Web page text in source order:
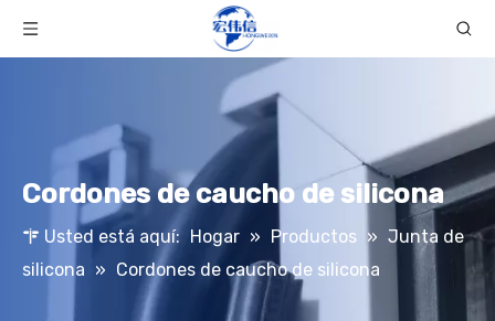
Cordones de caucho de silicona
Usted está aquí: Hogar » Productos » Junta de
silicona » Cordones de caucho de silicona